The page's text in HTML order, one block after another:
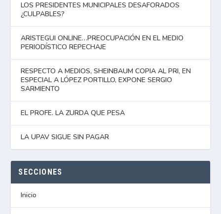
LOS PRESIDENTES MUNICIPALES DESAFORADOS
¿CULPABLES?
ARISTEGUI ONLINE…PREOCUPACIÓN EN EL MEDIO
PERIODÍSTICO REPECHAJE
RESPECTO A MEDIOS, SHEINBAUM COPIA AL PRI, EN
ESPECIAL A LÓPEZ PORTILLO, EXPONE SERGIO
SARMIENTO
EL PROFE. LA ZURDA QUE PESA
LA UPAV SIGUE SIN PAGAR
SECCIONES
Inicio